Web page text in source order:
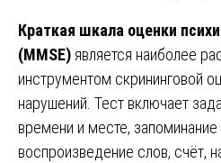
Краткая шкала оценки
(MMSE) является наиболее
инструментом скрининговой
нарушений. Тест включает
времени и месте,
воспроизведение слов, счёт,